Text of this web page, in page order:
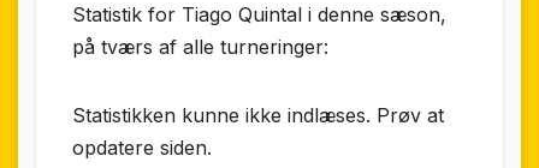
Statistik for Tiago Quintal i denne sæson,
på tværs af alle turneringer:
Statistikken kunne ikke indlæses. Prøv at
opdatere siden.